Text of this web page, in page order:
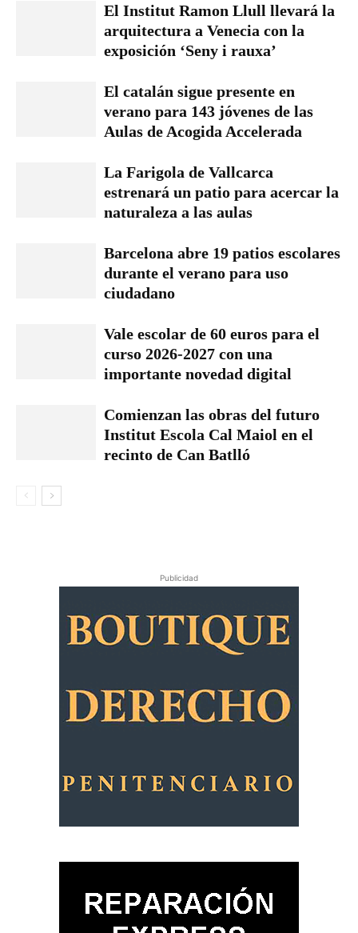
El Institut Ramon Llull llevará la
arquitectura a Venecia con la
exposición ‘Seny i rauxa’
El catalán sigue presente en
verano para 143 jóvenes de las
Aulas de Acogida Accelerada
La Farigola de Vallcarca
estrenará un patio para acercar la
naturaleza a las aulas
Barcelona abre 19 patios escolares
durante el verano para uso
ciudadano
Vale escolar de 60 euros para el
curso 2026-2027 con una
importante novedad digital
Comienzan las obras del futuro
Institut Escola Cal Maiol en el
recinto de Can Batlló
Publicidad